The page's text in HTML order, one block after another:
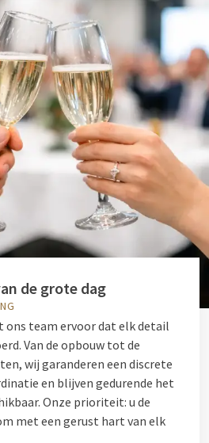
de grote dag
ons team ervoor dat elk detail
Van de opbouw tot de
wij garanderen een discrete
en blijven gedurende het
Onze prioriteit: u de
met een gerust hart van elk